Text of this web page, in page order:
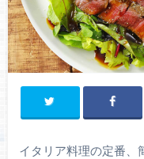
イタリア料理の定番、